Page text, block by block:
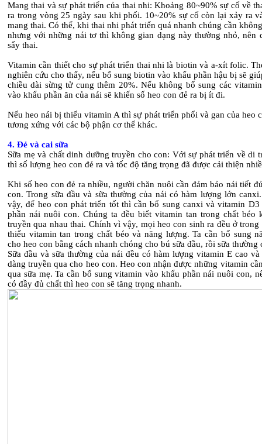
Mang thai và sự phát triển của thai nhi: Khoảng 80~90% sự cố về
ra trong vòng 25 ngày sau khi phối. 10~20% sự cố còn lại xảy ra
mang thai. Có thể, khi thai nhi phát triển quá nhanh chúng cần
nhưng với những nái tơ thì không gian dạng này thường nhỏ, nên
sẩy thai.
Vitamin cần thiết cho sự phát triển thai nhi là biotin và a-xít folic.
nghiên cứu cho thấy, nếu bổ sung biotin vào khẩu phần hậu bị sẽ
chiều dài sừng tử cung thêm 20%. Nếu không bổ sung các
vào khẩu phần ăn của nái sẽ khiến số heo con đẻ ra bị ít đi.
Nếu heo nái bị thiếu vitamin A thì sự phát triển phổi và gan của heo
tương xứng với các bộ phận cơ thể khác.
4. Đẻ và cai sữa
Sữa mẹ và chất dinh dưỡng truyền cho con: Với sự phát triển về di
thì số lượng heo con đẻ ra và tốc độ tăng trọng đã được cải thiện
Khi số heo con đẻ ra nhiều, người chăn nuôi cần đảm bảo nái tiết
con. Trong sữa đầu và sữa thường của nái có hàm lượng lớn
vậy, để heo con phát triển tốt thì cần bổ sung canxi và vitamin D3
phần nái nuôi con. Chúng ta đều biết vitamin tan trong chất béo
truyền qua nhau thai. Chính vì vậy, mọi heo con sinh ra đều ở trong
thiếu vitamin tan trong chất béo và năng lượng. Ta cần bổ sung
cho heo con bằng cách nhanh chóng cho bú sữa đầu, rồi sữa thường
Sữa đầu và sữa thường của nái đều có hàm lượng vitamin E cao
dàng truyền qua cho heo con. Heo con nhận được những vitamin
qua sữa mẹ. Ta cần bổ sung vitamin vào khẩu phần nái nuôi con,
có đầy đủ chất thì heo con sẽ tăng trọng nhanh.